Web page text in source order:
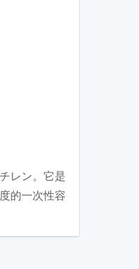
レン。它是
的一次性容